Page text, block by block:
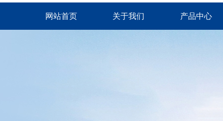
网站首页 关于我们 产品中心